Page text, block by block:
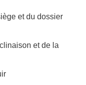
et du dossier
et de la